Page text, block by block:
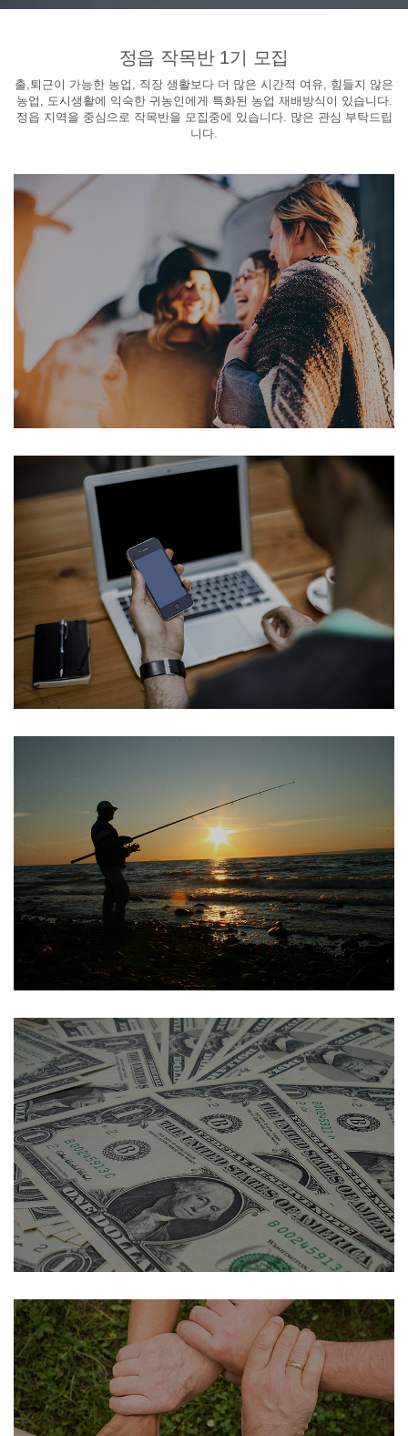
정읍 작목반 1기 모집
출,퇴근이 가능한 농업, 직장 생활보다 더 많은 시간적 여유, 힘들지 않은
농업, 도시생활에 익숙한 귀농인에게 특화된 농업 재배방식이 있습니다.
정읍 지역을 중심으로 작목반을 모집중에 있습니다. 많은 관심 부탁드립
니다.